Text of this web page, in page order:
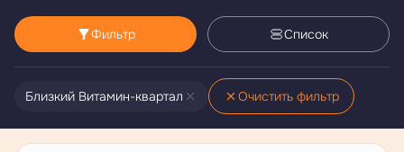
Фильтр Список
Близкий Витамин-квартал Очистить фильтр